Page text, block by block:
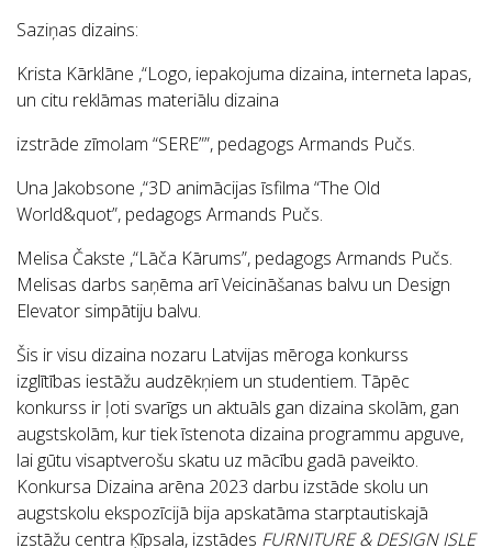
Saziņas dizains:
Krista Kārklāne ,“Logo, iepakojuma dizaina, interneta lapas,
un citu reklāmas materiālu dizaina
izstrāde zīmolam “SERE””, pedagogs Armands Pučs.
Una Jakobsone ,“3D animācijas īsfilma “The Old
World&quot”, pedagogs Armands Pučs.
Melisa Čakste ,“Lāča Kārums”, pedagogs Armands Pučs.
Melisas darbs saņēma arī Veicināšanas balvu un Design
Elevator simpātiju balvu.
Šis ir visu dizaina nozaru Latvijas mēroga konkurss
izglītības iestāžu audzēkņiem un studentiem. Tāpēc
konkurss ir ļoti svarīgs un aktuāls gan dizaina skolām, gan
augstskolām, kur tiek īstenota dizaina programmu apguve,
lai gūtu visaptverošu skatu uz mācību gadā paveikto.
Konkursa Dizaina arēna 2023 darbu izstāde skolu un
augstskolu ekspozīcijā bija apskatāma starptautiskajā
izstāžu centra Ķīpsala, izstādes FURNITURE & DESIGN ISLE